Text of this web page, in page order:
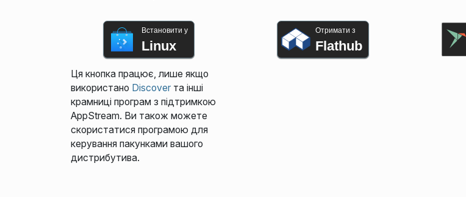
Встановити у
Linux
Ця кнопка працює, лише якщо
використано Discoverта інші
крамниці програм з підтримкою
AppStream. Ви також можете
скористатися програмою для
керування пакунками вашого
дистрибутива.
Отримати з
Flathub